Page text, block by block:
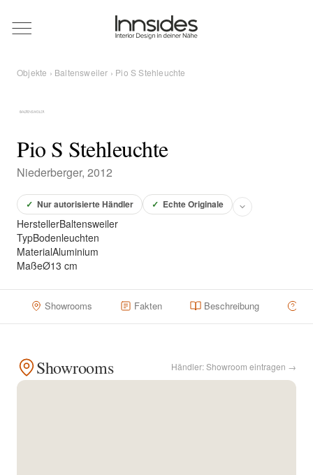
Magazin
Showrooms
Objekte
Über uns
Für Händler
Objekte › Baltensweiler › Pio S Stehleuchte
Pio S Stehleuchte
Niederberger, 2012
✓ Nur autorisierte Händler ✓ Echte Originale
HerstellerBaltensweiler
TypBodenleuchten
MaterialAluminium
MaßeØ13 cm
Showrooms Fakten Beschreibung
Showrooms Händler: Showroom eintragen →